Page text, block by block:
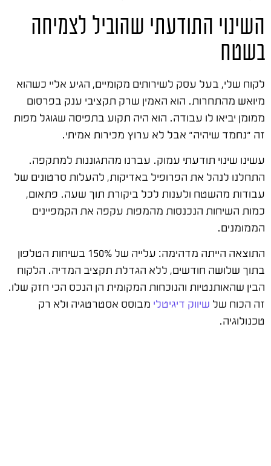
השינוי התודעתי שהוביל לצמיחה
בשטח
לקוח שלי, בעל עסק לשירותים מקומיים, הגיע אליי כשהוא
מיואש מהתחרות. הוא האמין שרק תקציבי ענק בפרסום
ממומן יביאו לו עבודה. הוא היה תקוע בתפיסה שגוגל מפות
זה "נחמד שיהיה" אבל לא ערוץ מכירות אמיתי.
עשינו שינוי תודעתי עמוק. עברנו מהתגוננות למתקפה.
התחלנו לנהל את הפרופיל באדיקות, להעלות סרטונים של
עבודות מהשטח ולענות לכל ביקורת תוך שעה. פתאום,
כמות השיחות הנכנסות מהמפות עקפה את הקמפיינים
הממומנים.
התוצאה הייתה מדהימה: עלייה של 150% בשיחות הטלפון
בתוך שלושה חודשים, ללא הגדלת תקציב המדיה. הלקוח
הבין שהאותנטיות והנוכחות המקומית הן הנכס הכי חזק שלו.
זה הכוח של שיווק דיגיטלי מבוסס אסטרטגיה ולא רק
טכנולוגיה.